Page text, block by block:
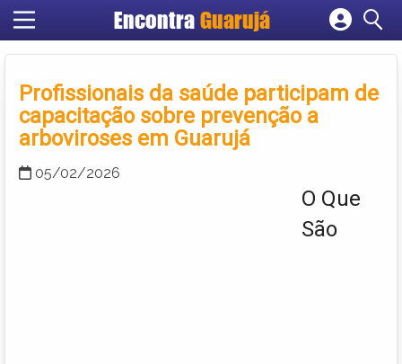
Encontra Guarujá
Cadastrar empresa
Criar conta
Profissionais da saúde participam de
capacitação sobre prevenção a
arboviroses em Guarujá
05/02/2026
O Que
São